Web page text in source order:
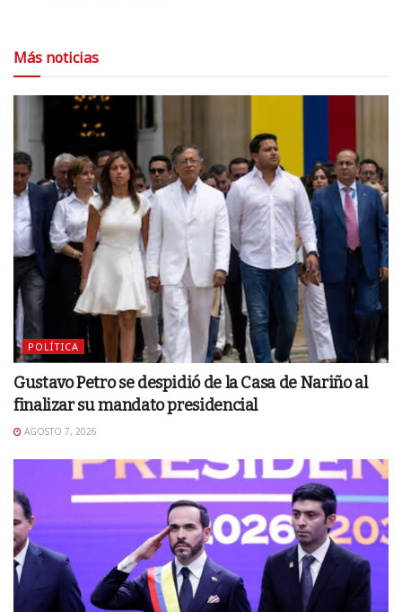
Más noticias
POLÍTICA
Gustavo Petro se despidió de la Casa de Nariño al
finalizar su mandato presidencial
AGOSTO 7, 2026